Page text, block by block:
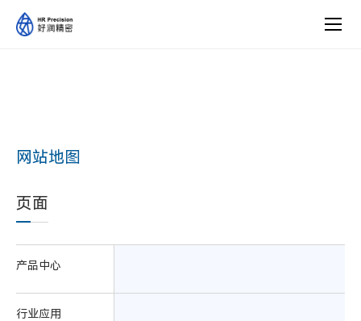
网站地图
页面
产品中心
行业应用